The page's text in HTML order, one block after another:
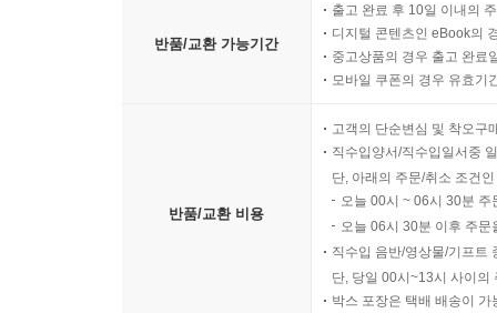
반품/교환 가능기간
출고 완료 후 10일 이내의
디지털 콘텐츠인 eBook의
중고상품의 경우 출고 완료
모바일 쿠폰의 경우 유효기
반품/교환 비용
고객의 단순변심 및 착오구
직수입양서/직수입일서중
단, 아래의 주문/취소 조건
오늘 00시 ~ 06시 30분
오늘 06시 30분 이후 주
직수입 음반/영상물/기프트
단, 당일 00시~13시 사이의
박스 포장은 택배 배송이